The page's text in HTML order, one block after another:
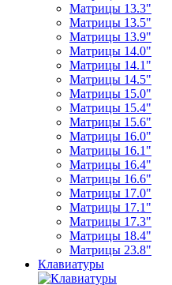
Матрицы 13.3"
Матрицы 13.5"
Матрицы 13.9"
Матрицы 14.0"
Матрицы 14.1"
Матрицы 14.5"
Матрицы 15.0"
Матрицы 15.4"
Матрицы 15.6"
Матрицы 16.0"
Матрицы 16.1"
Матрицы 16.4"
Матрицы 16.6"
Матрицы 17.0"
Матрицы 17.1"
Матрицы 17.3"
Матрицы 18.4"
Матрицы 23.8"
Клавиатуры